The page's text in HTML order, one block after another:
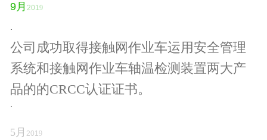
9月2019
·
公司成功取得接触网作业车运用安全管理
系统和接触网作业车轴温检测装置两大产
品的的CRCC认证证书。
·
5 月 2019